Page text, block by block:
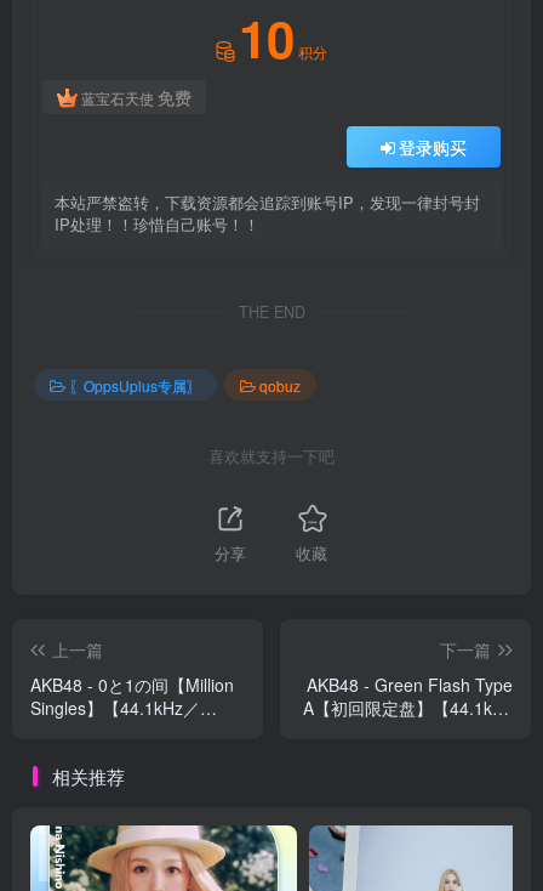
10 积分
蓝宝石天使 免费
登录购买
本站严禁盗转，下载资源都会追踪到账号IP，发现一律封号封
IP处理！！珍惜自己账号！！
THE END
〖OppsUplus专属〗 qobuz
喜欢就支持一下吧
分享 收藏
上一篇
AKB48 - 0と1の间【Million
Singles】【44.1kHz／
下一篇
AKB48 - Green Flash Type
A【初回限定盘】【44.1kHz
相关推荐